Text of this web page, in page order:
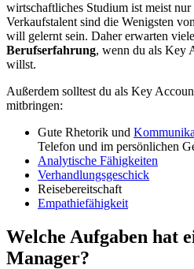
wirtschaftliches Studium ist meist nur
Verkaufstalent sind die Wenigsten
will gelernt sein. Daher erwarten
Berufserfahrung, wenn du als Key
willst.
Außerdem solltest du als Key
mitbringen:
Gute Rhetorik und
Telefon und im persönlichen
Analytische Fähigkeiten
Verhandlungsgeschick
Reisebereitschaft
Empathiefähigkeit
Welche Aufgaben hat
Manager?